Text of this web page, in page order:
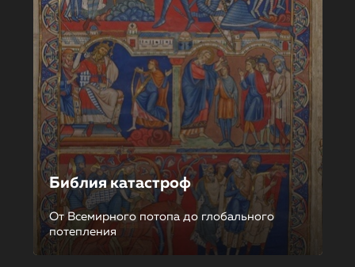
Библия катастроф
От Всемирного потопа до глобального
потепления